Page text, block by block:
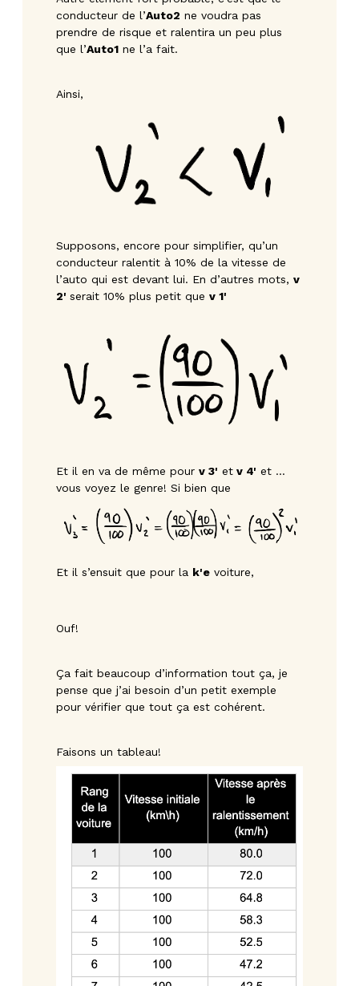
conducteur de l’Auto2 ne voudra pas
prendre de risque et ralentira un peu plus
que l’Auto1 ne l’a fait.
Ainsi,
Supposons, encore pour simplifier, qu’un
conducteur ralentit à 10% de la vitesse de
l’auto qui est devant lui. En d’autres mots, v
2' serait 10% plus petit que v 1'
Et il en va de même pour v 3' et v 4' et …
vous voyez le genre! Si bien que
Et il s’ensuit que pour la k'e voiture,
Ouf!
Ça fait beaucoup d’information tout ça, je
pense que j’ai besoin d’un petit exemple
pour vérifier que tout ça est cohérent.
Faisons un tableau!